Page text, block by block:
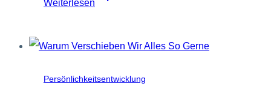
Weiterlesen
Selbstoptimierung
Persönlichkeitsentwicklung